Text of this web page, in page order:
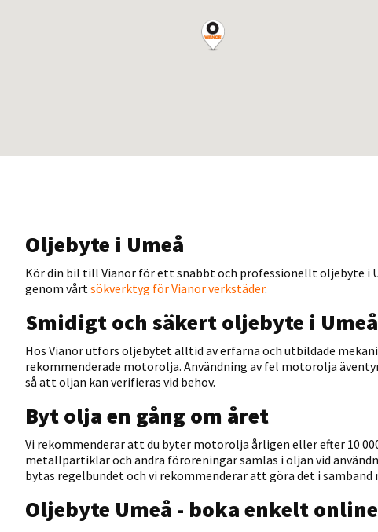
Oljebyte i Umeå
Kör din bil till Vianor för ett snabbt och professionellt oljebyte i
genom vårtsökverktyg för Vianor verkstäder.
Smidigt och säkert oljebyte i Umeå
Hos Vianor utförs oljebytet alltid av erfarna och utbildade
rekommenderade motorolja. Användning av fel motorolja
så att oljan kan verifieras vid behov.
Byt olja en gång om året
Vi rekommenderar att du byter motorolja årligen eller efter 10
metallpartiklar och andra föroreningar samlas i oljan vid
bytas regelbundet och vi rekommenderar att göra det i
Oljebyte Umeå - boka enkelt online